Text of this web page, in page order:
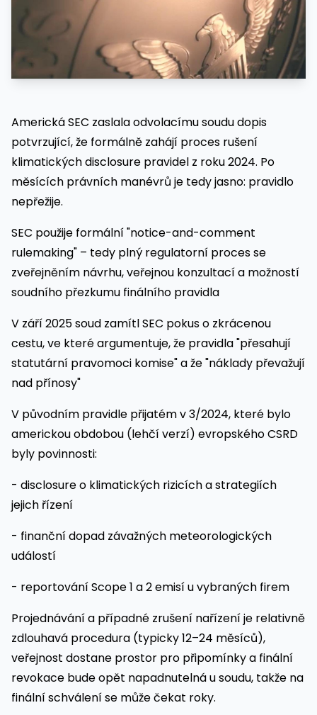
Americká SEC zaslala odvolacímu soudu dopis
potvrzující, že formálně zahájí proces rušení
klimatických disclosure pravidel z roku 2024. Po
měsících právních manévrů je tedy jasno: pravidlo
nepřežije.
SEC použije formální "notice-and-comment
rulemaking" – tedy plný regulatorní proces se
zveřejněním návrhu, veřejnou konzultací a možností
soudního přezkumu finálního pravidla
V září 2025 soud zamítl SEC pokus o zkrácenou
cestu, ve které argumentuje, že pravidla "přesahují
statutární pravomoci komise" a že "náklady převažují
nad přínosy"
V původním pravidle přijatém v 3/2024, které bylo
americkou obdobou (lehčí verzí) evropského CSRD
byly povinnosti:
- disclosure o klimatických rizicích a strategiích
jejich řízení
- finanční dopad závažných meteorologických
událostí
- reportování Scope 1 a 2 emisí u vybraných firem
Projednávání a případné zrušení nařízení je relativně
zdlouhavá procedura (typicky 12–24 měsíců),
veřejnost dostane prostor pro připomínky a finální
revokace bude opět napadnutelná u soudu, takže na
finální schválení se může čekat roky.